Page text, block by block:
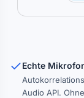
Echte
Audio API.